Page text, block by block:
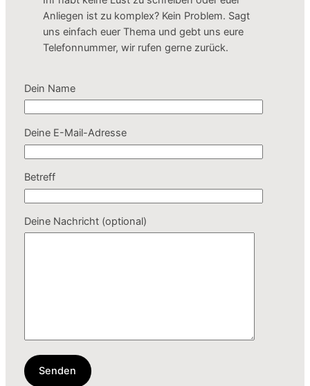
Anliegen ist zu komplex? Kein Problem. Sagt
uns einfach euer Thema und gebt uns eure
Telefonnummer, wir rufen gerne zurück.
Dein Name
Deine E-Mail-Adresse
Betreff
Deine Nachricht (optional)